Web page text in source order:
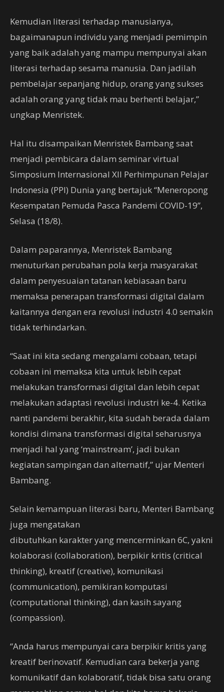
Kemudian literasi terhadap manusianya,
bagaimanapun individu yang menjadi pemimpin
yang baik adalah yang mampu mempunyai akan
literasi terhadap sesama manusia. Dan jadilah
pembelajar sepanjang hidup, orang yang sukses
adalah orang yang tidak mau berhenti belajar,”
ungkap Menristek.
Hal itu disampaikan Menristek Bambang saat
menjadi pembicara dalam seminar virtual
Simposium Internasional XII Perhimpunan Pelajar
Indonesia (PPI) Dunia yang bertajuk “Meneropong
Kesempatan Pemuda Pasca Pandemi COVID-19”,
Selasa (18/8).
Dalam paparannya, Menristek Bambang
menuturkan perubahan pola kerja masyarakat
dalam penyesuaian tatanan kebiasaan baru
memaksa penerapan transformasi digital dalam
kaitannya dengan era revolusi industri 4.0 semakin
tidak terhindarkan.
“Saat ini kita sedang mengalami cobaan, tetapi
cobaan ini memaksa kita untuk lebih cepat
melakukan transformasi digital dan lebih cepat
melakukan adaptasi revolusi industri ke-4. Ketika
nanti pandemi berakhir, kita sudah berada dalam
kondisi dimana transformasi digital seharusnya
menjadi hal yang ‘mainstream’, jadi bukan
kegiatan sampingan dan alternatif,” ujar Menteri
Bambang.
Selain kemampuan literasi baru, Menteri Bambang
juga mengatakan
dibutuhkan karakter yang mencerminkan 6C, yakni
kolaborasi (collaboration), berpikir kritis (critical
thinking), kreatif (creative), komunikasi
(communication), pemikiran komputasi
(computational thinking), dan kasih sayang
(compassion).
“Anda harus mempunyai cara berpikir kritis yang
kreatif berinovatif. Kemudian cara bekerja yang
komunikatif dan kolaboratif, tidak bisa satu orang